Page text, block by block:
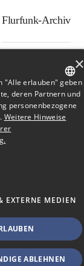
Flurfunk-Archiv
GERMAN
ENGLISH
×
"Alle erlauben" geben
deren Partnern und
personenbezogene
Weitere Hinweise
EXTERNE MEDIEN
ABLEHNEN